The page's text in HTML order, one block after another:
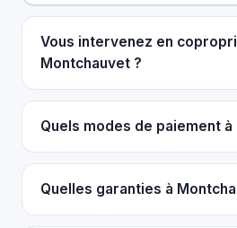
Vous intervenez en
Montchauvet ?
Quels modes de paiement
Quelles garanties à